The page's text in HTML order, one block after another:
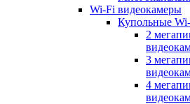
Wi-Fi видеокамеры
Купольные
2
3
4